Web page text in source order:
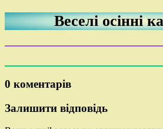
Веселі осінні
0 коментарів
Залишити відповідь